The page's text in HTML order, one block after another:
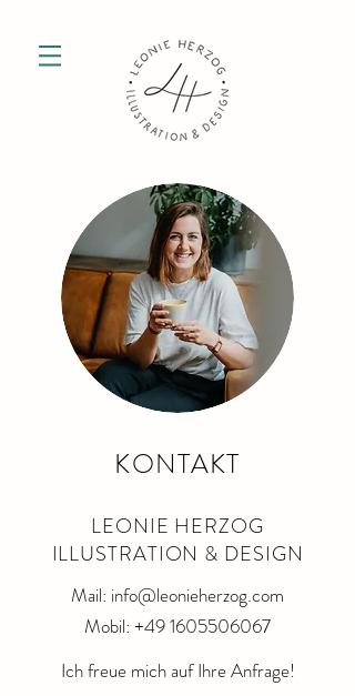
KONTAKT
LEONIE HERZOG
ILLUSTRATION & DESIGN
Mail: info@leonieherzog.com
Mobil: +49 1605506067
Ich freue mich auf Ihre Anfrage!